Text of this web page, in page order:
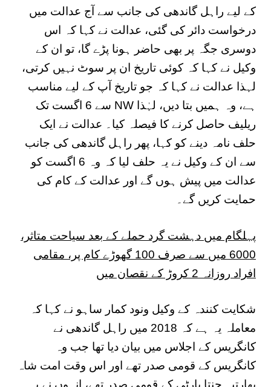
کے لیے راہل گاندھی کی جانب سے آج عدالت میں
درخواست دائر کی گئی، عدالت نے کہا کہ اس
دوسری جگہ پر بھی حاضر ہونا پڑے گا، تو ان کے
وکیل نے کہا کہ کوئی تاریخ ان پر سوٹ نہیں کرتی،
لہذا عدالت نے کہا کہ جو تاریخ آپ کے لیے مناسب
ہے، وہ ہمیں بتا دیں، لہٰذا NW سے 6 اگست تک
ریلیف حاصل کرنے کا فیصلہ کیا۔ عدالت نے ایک
حلف نامہ دینے کو کہا، پھر راہل گاندھی کی جانب
سے ان کے وکیل نے یہ حلف لیا کہ وہ 6 اگست کو
عدالت میں پیش ہوں گے اور عدالت کے کام کی
حمایت کریں گے۔
پہلگام میں دہشت گرد حملے کے بعد سیاحت متاثر،
6000 میں سے صرف 100 گھوڑے کام پر، مقامی
افراد روزانہ 2 کروڑ کے نقصان میں
شکایت کنندہ کے وکیل ونود کمار ساہو نے کہا کہ
معاملہ یہ ہے کہ 2018 میں راہل گاندھی نے
کانگریس کے اجلاس میں بیان دیا تھا جب وہ
کانگریس کے قومی صدر تھے اور اس وقت امت شاہ